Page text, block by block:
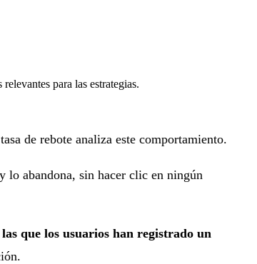
para las estrategias.
de rebote analiza este comportamiento.
lo abandona, sin hacer clic en ningún
que los usuarios han registrado un